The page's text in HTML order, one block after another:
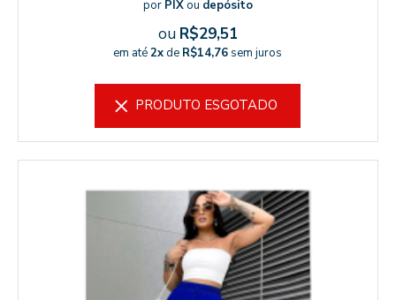
por PIXou depósito
ou R$29,51
em até2xde R$14,76 sem juros
PRODUTO ESGOTADO